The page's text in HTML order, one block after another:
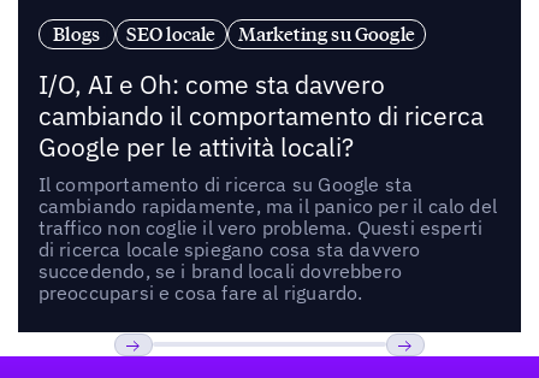
Blogs SEO locale Marketing su Google
I/O, AI e Oh: come sta davvero
cambiando il comportamento di ricerca
Google per le attività locali?
Il comportamento di ricerca su Google sta
cambiando rapidamente, ma il panico per il calo del
traffico non coglie il vero problema. Questi esperti
di ricerca locale spiegano cosa sta davvero
succedendo, se i brand locali dovrebbero
preoccuparsi e cosa fare al riguardo.